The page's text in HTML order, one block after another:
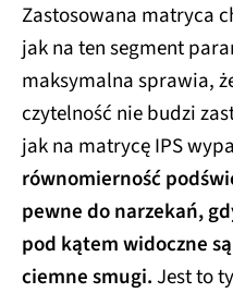
Zastosowana matryca
jak na ten segment
maksymalna sprawia,
czytelność nie budzi
jak na matrycę IPS
równomierność
pewne do narzekań,
pod kątem widoczne
ciemne smugi.Jest to